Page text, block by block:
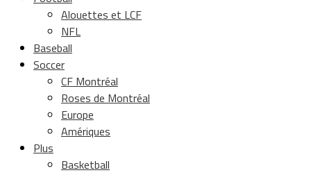
Alouettes et LCF
NFL
Baseball
Soccer
CF Montréal
Roses de Montréal
Europe
Amériques
Plus
Basketball